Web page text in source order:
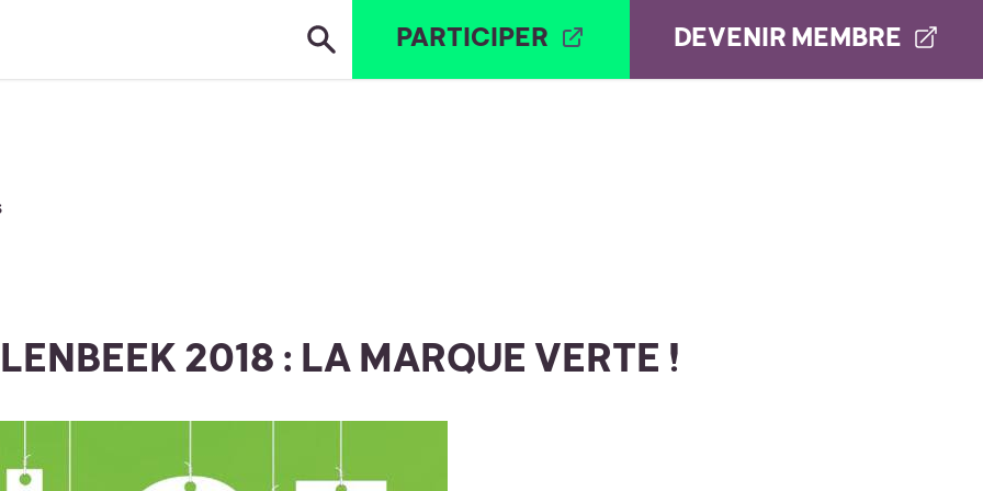
PARTICIPER DEVENIR MEMBRE
CANDIDAT•E•S | KANDIDATEN MANDATAIRES | MANDATARISSEN CONTACT
2018 : LA MARQUE VERTE !